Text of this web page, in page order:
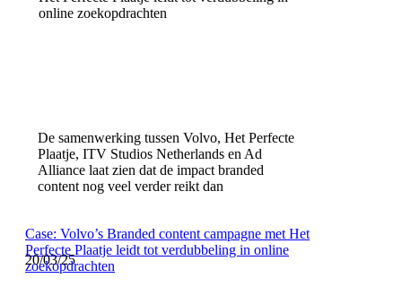
online zoekopdrachten
De samenwerking tussen Volvo, Het Perfecte
Plaatje, ITV Studios Netherlands en Ad
Alliance laat zien dat de impact branded
content nog veel verder reikt dan
Case: Volvo’s Branded content campagne met Het
Perfecte Plaatje leidt tot verdubbeling in online
zoekopdrachten
20/03/25